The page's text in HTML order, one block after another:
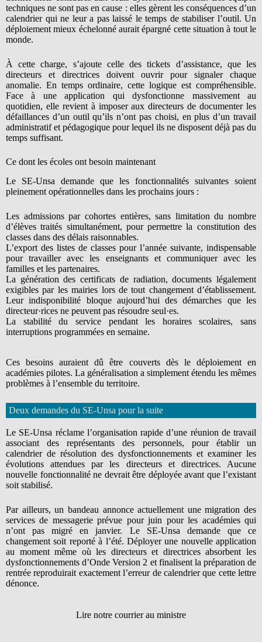
techniques ne sont pas en cause : elles gèrent les conséquences d’un
calendrier qui ne leur a pas laissé le temps de stabiliser l’outil. Un
déploiement mieux échelonné aurait épargné cette situation à tout le
monde.
À cette charge, s’ajoute celle des tickets d’assistance, que les
directeurs et directrices doivent ouvrir pour signaler chaque
anomalie. En temps ordinaire, cette logique est compréhensible.
Face à une application qui dysfonctionne massivement au
quotidien, elle revient à imposer aux directeurs de documenter les
défaillances d’un outil qu’ils n’ont pas choisi, en plus d’un travail
administratif et pédagogique pour lequel ils ne disposent déjà pas du
temps suffisant.
Ce dont les écoles ont besoin maintenant
Le SE-Unsa demande que les fonctionnalités suivantes soient
pleinement opérationnelles dans les prochains jours :
Les admissions par cohortes entières, sans limitation du nombre
d’élèves traités simultanément, pour permettre la constitution des
classes dans des délais raisonnables.
L’export des listes de classes pour l’année suivante, indispensable
pour travailler avec les enseignants et communiquer avec les
familles et les partenaires.
La génération des certificats de radiation, documents légalement
exigibles par les mairies lors de tout changement d’établissement.
Leur indisponibilité bloque aujourd’hui des démarches que les
directeur·rices ne peuvent pas résoudre seul·es.
La stabilité du service pendant les horaires scolaires, sans
interruptions programmées en semaine.
Ces besoins auraient dû être couverts dès le déploiement en
académies pilotes. La généralisation a simplement étendu les mêmes
problèmes à l’ensemble du territoire.
Deux demandes du SE-Unsa pour la suite
Le SE-Unsa réclame l’organisation rapide d’une réunion de travail
associant des représentants des personnels, pour établir un
calendrier de résolution des dysfonctionnements et examiner les
évolutions attendues par les directeurs et directrices. Aucune
nouvelle fonctionnalité ne devrait être déployée avant que l’existant
soit stabilisé.
Par ailleurs, un bandeau annonce actuellement une migration des
services de messagerie prévue pour juin pour les académies qui
n’ont pas migré en janvier. Le SE-Unsa demande que ce
changement soit reporté à l’été. Déployer une nouvelle application
au moment même où les directeurs et directrices absorbent les
dysfonctionnements d’Onde Version 2 et finalisent la préparation de
rentrée reproduirait exactement l’erreur de calendrier que cette lettre
dénonce.
Lire notre courrier au ministre